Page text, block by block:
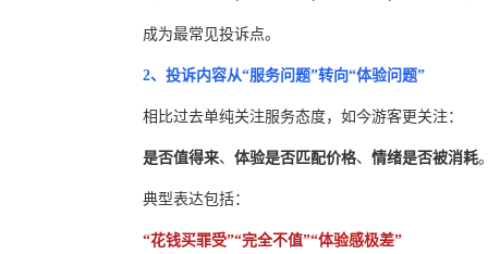
成为最常见投诉点。
2、投诉内容从“服务问题”转向“体验问题”
相比过去单纯关注服务态度，如今游客更关注：
是否值得来、 体验是否匹配价格、 情绪是否被消耗。
典型表达包括：
“花钱买罪受”“完全不值”“体验感极差”